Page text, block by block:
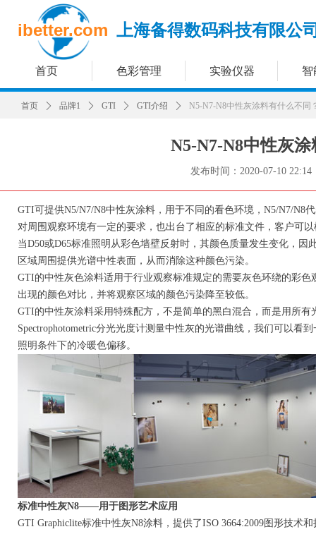
首页 色彩管理 实验仪器 智
ibetter.com 上海备得数码科技有限公
N5-N7-N8中性灰
发布时间： 2020-07-10 22:14
GTI可提供N5/N7/N8中性灰涂料，用于不同的看色环境，N5/N7/N8
对周围观察环境有一定的要求，也出台了相应的标准文件，客户可
当D50或D65标准照明从彩色墙壁反射时，其颜色质量发生变化，
区域周围提供光谱中性表面，从而消除这种颜色污染。
GTI的中性灰色涂料适用于行业观察标准规定的需要灰色环绕的彩
出现的颜色对比，并将观察区域的颜色污染降至较低。
GTI的中性灰涂料采用特殊配方，不是简单的黑白混合，而是用所
Spectrophotometric分光光度计测量中性灰的光谱曲线，我们可以看
照明条件下的冷暖色偏移。
标准中性灰N8——用于图形艺术应用
GTI Graphiclite标准中性灰N8涂料，提供了ISO 3664:2009图形技术
首页 ꄲ 品牌1 ꄲ GTI ꄲ GTI介绍 ꄲ N5-N7-N8中性灰涂料有什么不同